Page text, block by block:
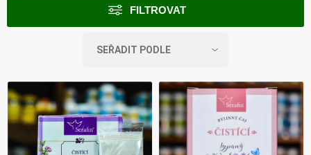
FILTROVAT